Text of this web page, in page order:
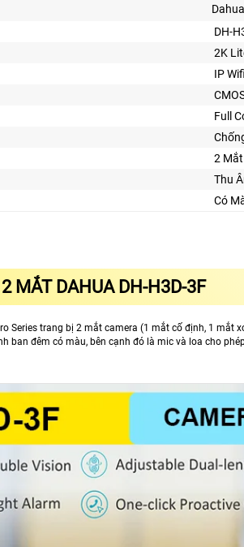
Dahua
DH-
2K
IP Wifi
Full
2
Thu
Có
MẮT DAHUA DH-H3D-3F
Series trang bị 2 mắt camera (1 mắt cố định, 1
ban đêm có màu, bên cạnh đó là mic và loa cho